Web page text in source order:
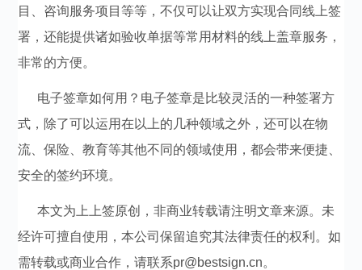
目、咨询服务项目等等，不仅可以让双方实现合同线上签
署，还能提供诸如验收单据等常用材料的线上盖章服务，
非常的方便。
电子签章如何用？电子签章是比较灵活的一种签署方
式，除了可以运用在以上的几种领域之外，还可以在物
流、保险、教育等其他不同的领域使用，都会带来便捷、
安全的签约环境。
本文为上上签原创，非商业转载请注明文章来源。未
经许可擅自使用，本公司保留追究其法律责任的权利。如
需转载或商业合作，请联系pr@bestsign.cn。